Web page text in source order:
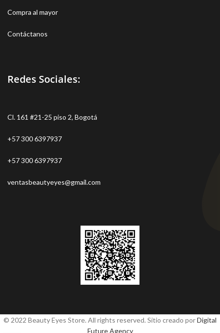
Compra al mayor
Contáctanos
Redes Sociales:
Cl. 161 #21-25 piso 2, Bogotá
+57 300 6397937
+57 300 6397937
ventasbeautyeyes@gmail.com
© 2022 Beauty Eyes Store. All rights reserved. Sitio creado porDigital
Future Agency